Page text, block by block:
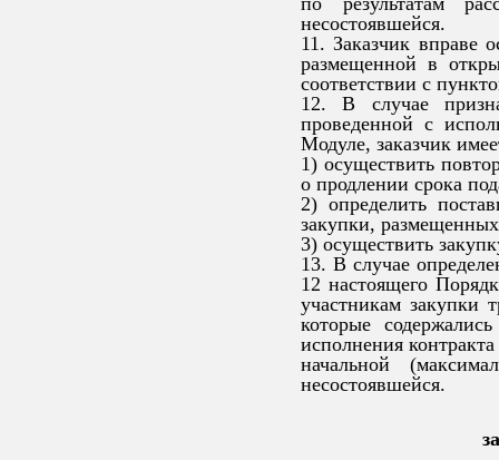
несостоявшейся.
11. Заказчик вправе
размещенной в
соответствии с
12. В случае
проведенной с
Модуле, заказчик
1) осуществить
о продлении срока
2) определить
закупки,
3) осуществить
13. В случае
12 настоящего
участникам закупки
которые
исполнения
начальной
несостоявшейся.